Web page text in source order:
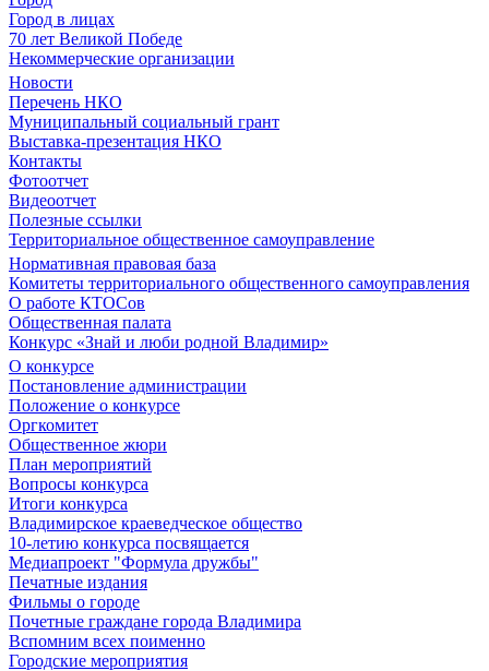
Город в лицах
70 лет Великой Победе
Некоммерческие организации
Новости
Перечень НКО
Муниципальный социальный грант
Выставка-презентация НКО
Контакты
Фотоотчет
Видеоотчет
Полезные ссылки
Территориальное общественное самоуправление
Нормативная правовая база
Комитеты территориального общественного самоуправления
О работе КТОСов
Общественная палата
Конкурс «Знай и люби родной Владимир»
О конкурсе
Постановление администрации
Положение о конкурсе
Оргкомитет
Общественное жюри
План мероприятий
Вопросы конкурса
Итоги конкурса
Владимирское краеведческое общество
10-летию конкурса посвящается
Медиапроект "Формула дружбы"
Печатные издания
Фильмы о городе
Почетные граждане города Владимира
Вспомним всех поименно
Городские мероприятия